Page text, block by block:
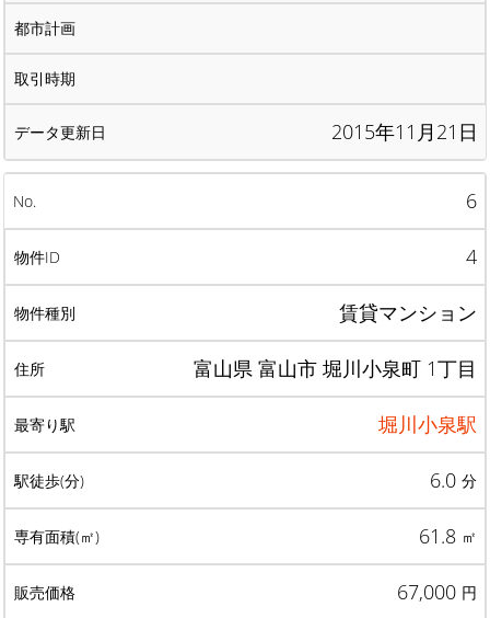
2015年11月21日
6
4
賃貸マンション
富山県 富山市 堀川小泉町 1丁目
堀川小泉駅
6.0 分
61.8 ㎡
67,000 円